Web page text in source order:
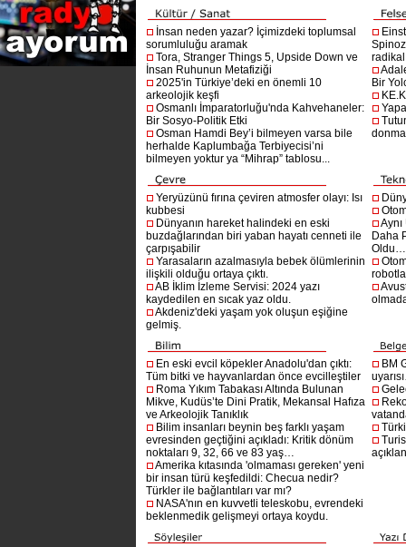
İnsan neden yazar? İçimizdeki toplumsal
sorumluluğu aramak
Tora, Stranger Things 5, Upside Down ve
İnsan Ruhunun Metafiziği
2025'in Türkiye’deki en önemli 10
arkeolojik keşfi
Osmanlı İmparatorluğu'nda Kahvehaneler:
Bir Sosyo-Politik Etki
Osman Hamdi Bey’i bilmeyen varsa bile
herhalde Kaplumbağa Terbiyecisi’ni
bilmeyen yoktur ya “Mihrap” tablosu...
Bir
Yeryüzünü fırına çeviren atmosfer olayı: Isı
kubbesi
Dünyanın hareket halindeki en eski
buzdağlarından biri yaban hayatı cenneti ile
çarpışabilir
Yarasaların azalmasıyla bebek ölümlerinin
ilişkili olduğu ortaya çıktı.
AB İklim İzleme Servisi: 2024 yazı
kaydedilen en sıcak yaz oldu.
Akdeniz'deki yaşam yok oluşun eşiğine
gelmiş.
Daha
Oldu…
En eski evcil köpekler Anadolu'dan çıktı:
Tüm bitki ve hayvanlardan önce evcilleştiler
Roma Yıkım Tabakası Altında Bulunan
Mikve, Kudüs’te Dini Pratik, Mekansal Hafıza
ve Arkeolojik Tanıklık
Bilim insanları beynin beş farklı yaşam
evresinden geçtiğini açıkladı: Kritik dönüm
noktaları 9, 32, 66 ve 83 yaş…
Amerika kıtasında 'olmaması gereken' yeni
bir insan türü keşfedildi: Checua nedir?
Türkler ile bağlantıları var mı?
NASA'nın en kuvvetli teleskobu, evrendeki
beklenmedik gelişmeyi ortaya koydu.
BM